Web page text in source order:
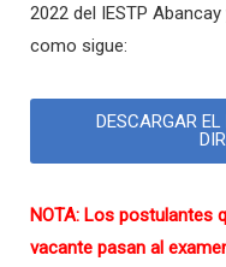
2022 del IESTP
como sigue:
DESCARGAR EL
NOTA: Los postulantes
vacante pasan al